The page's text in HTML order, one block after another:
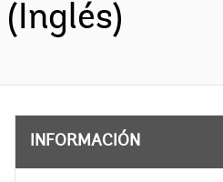
(Inglés)
INFORMACIÓN